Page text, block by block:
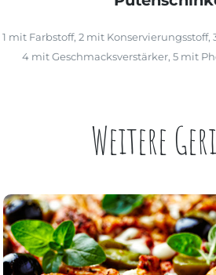
1 mit Farbstoff, 2 mit Konservierungsstoff,
4 mit Geschmacksverstärker, 5 mit
Weitere